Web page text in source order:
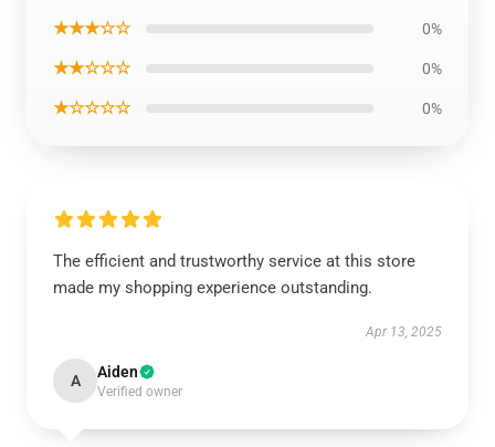
★★★☆☆ 0%
★★☆☆☆ 0%
★☆☆☆☆ 0%
The efficient and trustworthy service at this store
made my shopping experience outstanding.
Apr 13, 2025
A Aiden
Verified owner